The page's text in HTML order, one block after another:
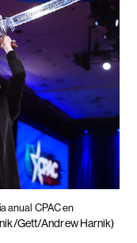
anual CPAC en
Gett/Andrew Harnik)